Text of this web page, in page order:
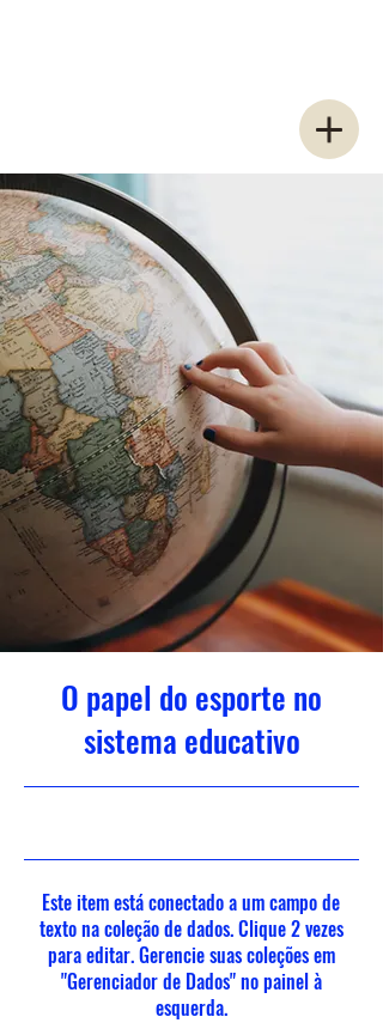
O papel do esporte no
sistema educativo
Este item está conectado a um campo de
texto na coleção de dados. Clique 2 vezes
para editar. Gerencie suas coleções em
"Gerenciador de Dados" no painel à
esquerda.